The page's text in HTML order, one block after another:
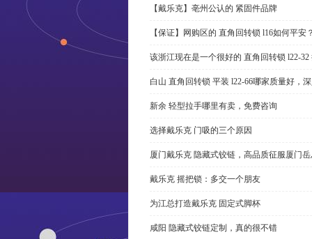
【戴乐克】亳州公认的 紧固件品牌
【保证】网购区的 直角回转锁 l16如何平安
该浙江现在是一个很好的 直角回转锁 l22-
白山 直角回转锁 平装 l22-66哪家质量好，
新余 轻型拉手哪里有卖，免费咨询
选择戴乐克 门吸的三个原因
厦门戴乐克 隐藏式铰链，高品质征服厦门
戴乐克 摇把锁：多交一个朋友
为江总打造戴乐克 固定式脚杯
咸阳 隐藏式铰链定制，真的很不错